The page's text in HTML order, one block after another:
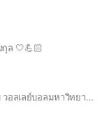
ล 🤍💪🏻
สำหรับการสอบถามข้อมูลต่างๆ เกี่ยวกับ วอลเลย์บอลมหาวิทยาลัยแม่ฟ้าหลวง